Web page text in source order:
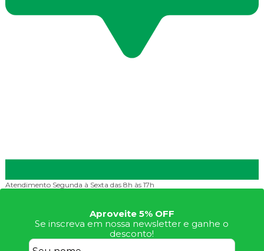
Frete GrátisConsulte Regulamento
Aproveite 5% OFF
Se inscreva em nossa newsletter e ganhe o
desconto!